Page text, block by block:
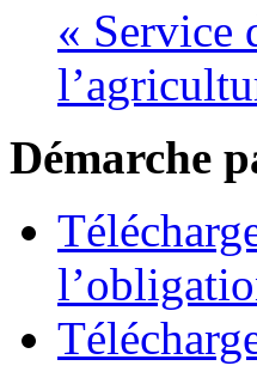
« Service
Démarche